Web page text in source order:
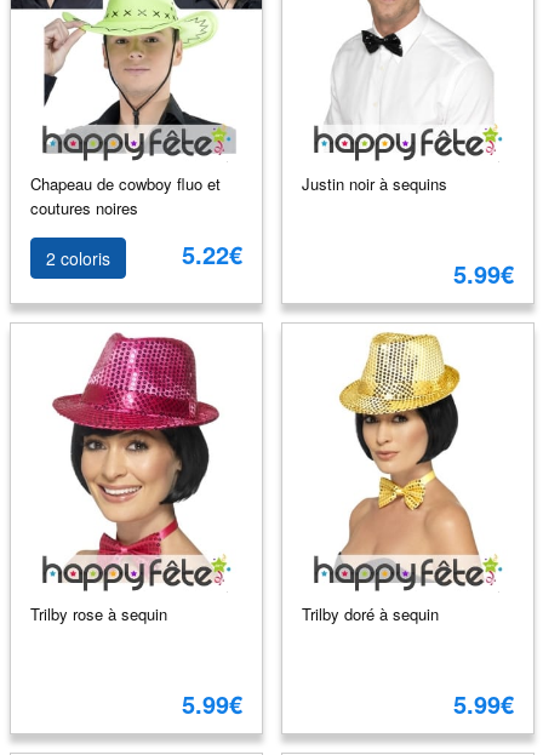
Chapeau de cowboy fluo et
coutures noires
2 coloris 5.22€
Justin noir à sequins
5.99€
Trilby rose à sequin
5.99€
Trilby doré à sequin
5.99€